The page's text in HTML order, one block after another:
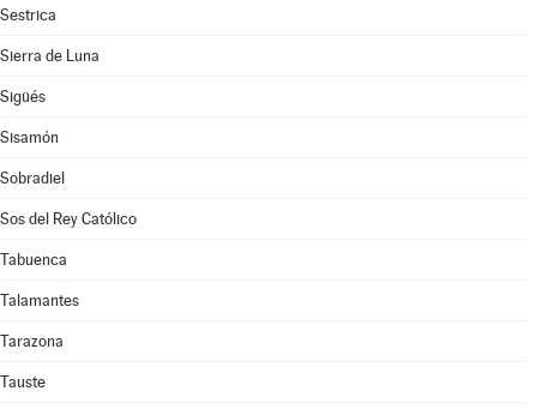
Sestrica
Sierra de Luna
Sigüés
Sisamón
Sobradiel
Sos del Rey Católico
Tabuenca
Talamantes
Tarazona
Tauste